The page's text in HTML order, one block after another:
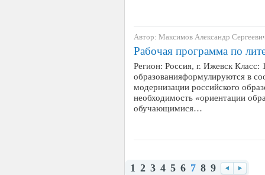
Автор: Максимов Александр
Рабочая программа по
Регион: Россия, г. Ижевск Класс:
образованияформулируются в
модернизации российского
необходимость «ориентации
обучающимися…
1 2 3 4 5 6 7 8 9